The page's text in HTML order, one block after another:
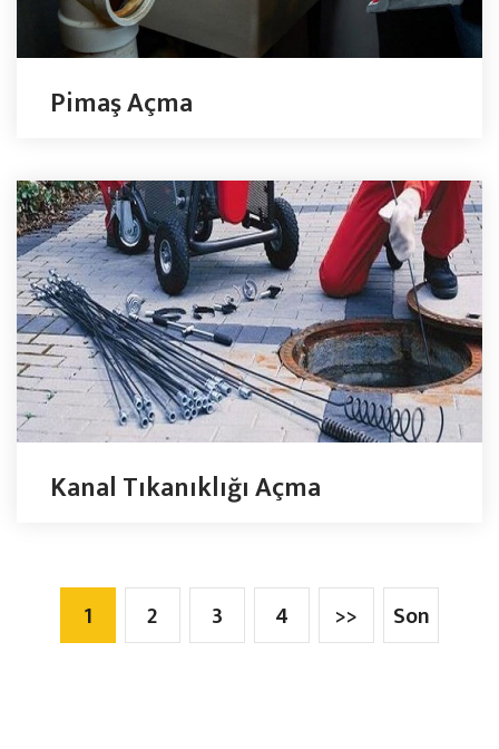
Pimaş Açma
Kanal Tıkanıklığı Açma
1 2 3 4 >> Son